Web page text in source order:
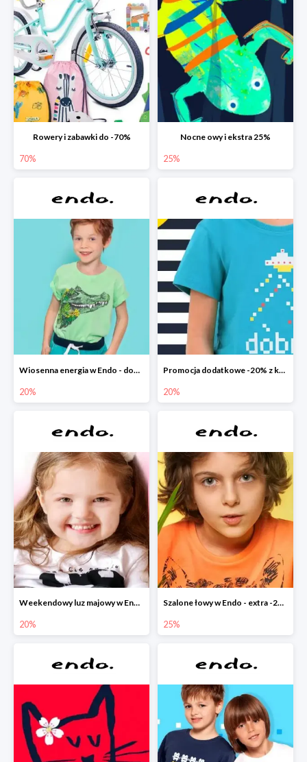
Rowery i zabawki do -70%
70%
Nocne owy i ekstra 25%
25%
Wiosenna energia w Endo - dodatkowe -20%
20%
Promocja dodatkowe -20% z kodem
20%
Weekendowy luz majowy w Endo - dodatkowe -20% na wszystko
20%
Szalone łowy w Endo - extra -25% na nowości
25%